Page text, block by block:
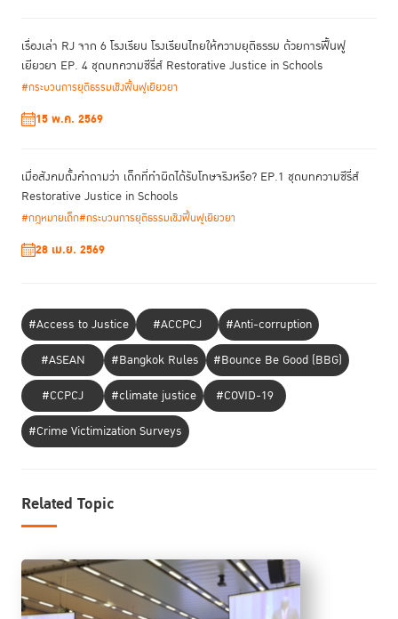
งานที่ร่วมกับรัฐบาลไทยผลักดันข้อกำหนดสหประชาชาติว่าด้วยการปฏิบัติต่อผู้
ต้องขังหญิงและมาตรการที่มิใช่การคุมขังสำหรับผู้กระทำผิดหญิงหรือข้อ
กำหนดกรุงเทพ” กิตติภูมิ กล่าวและว่า การประชุมในปีนี้มีความสำคัญเพราะ
ของโรคโควิด-19 ซึ่งในช่วงนั้นเราก็มีการจัดประชุมกันแบบออนไลน์มาตั้งแต่ในปี
PNI (PNI Coordinator) ดังนั้นปีนี้ก็ถือเป็นปีแรกที่เราจะได้ทำหน้าที่ PNI
Coordinator ออนไซต์ด้วย
“กิจกรรมที่เราร่วมในฐานะPNI Coordinator ที่เห็นได้ชัดคือเป็นผู้ดำเนินงาน
จัดการประชุมเชิงปฏิบัติการ
ยุติธรรมแห่งชาติของสหรัฐอเมริกา (National Institute of Justice หรือ
secure society” ในวันแรกของการประชุม โดยเป็นการประชุมที่เราได้ร่วม
ออกแบบกิจกรรมและจัดเตรียมงาน”กิตติภูมิ กล่าว
เรื่องเล่า RJ จาก 6 โรงเรียน โรงเรียนไทยให้ความยุติธรรม ด้วยการฟื้นฟู
เยียวยา EP. 4 ชุดบทความซีรี่ส์ Restorative Justice in Schools
#กระบวนการยุติธรรมเชิงฟื้นฟูเยียวยา
15 พ.ค. 2569
เมื่อสังคมตั้งคำถามว่า เด็กที่ทำผิดได้รับโทษจริงหรือ? EP.1 ชุดบทความซีรี่ส์
Restorative Justice in Schools
#กฎหมายเด็ก#กระบวนการยุติธรรมเชิงฟื้นฟูเยียวยา
28 เม.ย. 2569
#Access to Justice #ACCPCJ
#Anti-corruption
#ASEAN
#Bangkok Rules
#Bounce Be Good (BBG)
#CCPCJ
#climate justice
#COVID-19
#Crime Victimization Surveys
Related Topic